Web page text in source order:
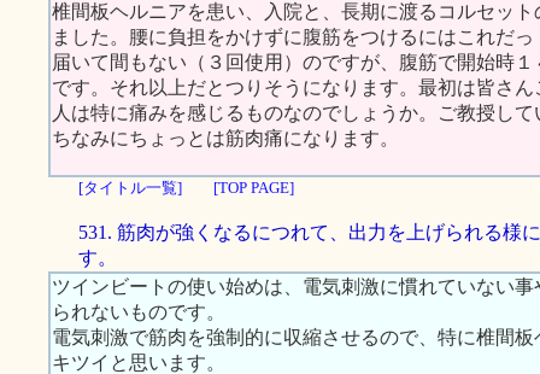
椎間板ヘルニアを患い、入院と、長期に渡るコルセッ
ました。腰に負担をかけずに腹筋をつけるにはこれだ
届いて間もない（３回使用）のですが、腹筋で開始時
です。それ以上だとつりそうになります。最初は皆さ
人は特に痛みを感じるものなのでしょうか。ご教授し
ちなみにちょっとは筋肉痛になります。
[タイトル一覧] [TOP PAGE]
531. 筋肉が強くなるにつれて、出力を上げられる様
す。
ツインビートの使い始めは、電気刺激に慣れていない
られないものです。
電気刺激で筋肉を強制的に収縮させるので、特に椎間
キツイと思います。